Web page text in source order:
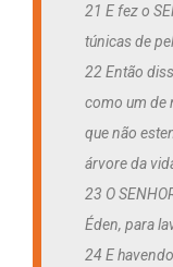
21 E fez o
túnicas de
22 Então
como um de
que não
árvore da
23 O
Éden, para
24 E